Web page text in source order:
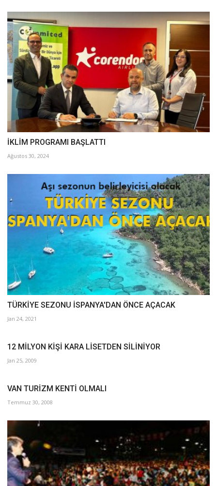
İKLİM PROGRAMI BAŞLATTI
Ağustos 30, 2024
TÜRKİYE SEZONU İSPANYA'DAN ÖNCE AÇACAK
Jan 24, 2021
12 MİLYON KİŞİ KARA LİSETDEN SİLİNİYOR
Jan 25, 2009
VAN TURİZM KENTİ OLMALI
Temmuz 30, 2008